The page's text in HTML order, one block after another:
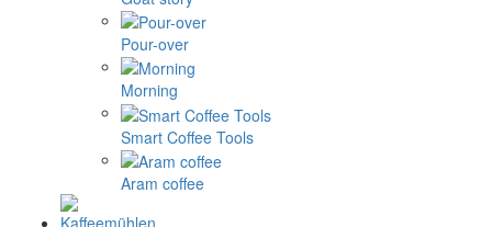
Pour-over
Morning
Smart Coffee Tools
Aram coffee